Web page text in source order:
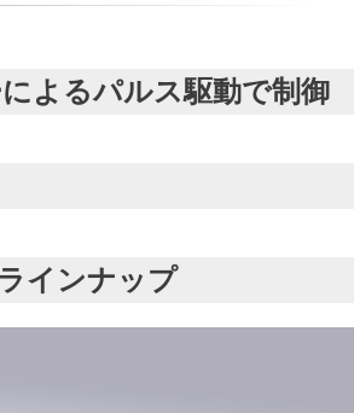
よるパルス駆動で制御
インナップ